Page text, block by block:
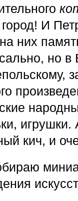
И
них
но в
игрушки.
кич, и